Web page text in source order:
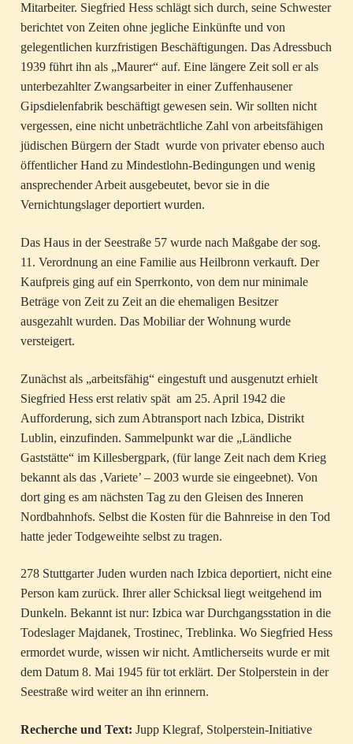
Mitarbeiter. Siegfried Hess schlägt sich durch, seine Schwester
berichtet von Zeiten ohne jegliche Einkünfte und von
gelegentlichen kurzfristigen Beschäftigungen. Das Adressbuch
1939 führt ihn als „Maurer“ auf. Eine längere Zeit soll er als
unterbezahlter Zwangsarbeiter in einer Zuffenhausener
Gipsdielenfabrik beschäftigt gewesen sein. Wir sollten nicht
vergessen, eine nicht unbeträchtliche Zahl von arbeitsfähigen
jüdischen Bürgern der Stadt wurde von privater ebenso auch
öffentlicher Hand zu Mindestlohn-Bedingungen und wenig
ansprechender Arbeit ausgebeutet, bevor sie in die
Vernichtungslager deportiert wurden.
Das Haus in der Seestraße 57 wurde nach Maßgabe der sog.
11. Verordnung an eine Familie aus Heilbronn verkauft. Der
Kaufpreis ging auf ein Sperrkonto, von dem nur minimale
Beträge von Zeit zu Zeit an die ehemaligen Besitzer
ausgezahlt wurden. Das Mobiliar der Wohnung wurde
versteigert.
Zunächst als „arbeitsfähig“ eingestuft und ausgenutzt erhielt
Siegfried Hess erst relativ spät am 25. April 1942 die
Aufforderung, sich zum Abtransport nach Izbica, Distrikt
Lublin, einzufinden. Sammelpunkt war die „Ländliche
Gaststätte“ im Killesbergpark, (für lange Zeit nach dem Krieg
bekannt als das ‚Variete’ – 2003 wurde sie eingeebnet). Von
dort ging es am nächsten Tag zu den Gleisen des Inneren
Nordbahnhofs. Selbst die Kosten für die Bahnreise in den Tod
hatte jeder Todgeweihte selbst zu tragen.
278 Stuttgarter Juden wurden nach Izbica deportiert, nicht eine
Person kam zurück. Ihrer aller Schicksal liegt weitgehend im
Dunkeln. Bekannt ist nur: Izbica war Durchgangsstation in die
Todeslager Majdanek, Trostinec, Treblinka. Wo Siegfried Hess
ermordet wurde, wissen wir nicht. Amtlicherseits wurde er mit
dem Datum 8. Mai 1945 für tot erklärt. Der Stolperstein in der
Seestraße wird weiter an ihn erinnern.
Recherche und Text: Jupp Klegraf, Stolperstein-Initiative